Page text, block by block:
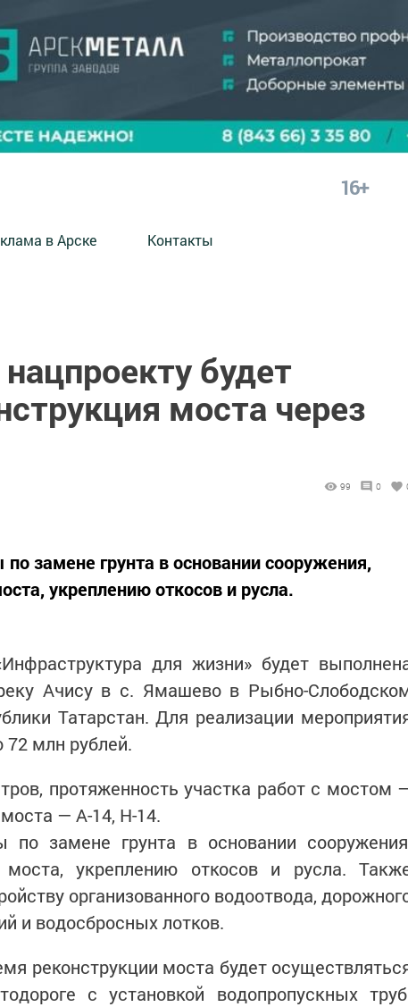
16+
в Арске Контакты
будет
моста через
99 0
замене грунта в основании сооружения,
укреплению откосов и русла.
для жизни» будет
Ачису в с. Ямашево в Рыбно-
Татарстан. Для реализации
млн рублей.
протяженность участка работ с мостом
— А-14, Н-14.
по замене грунта в основании
моста, укреплению откосов и русла.
организованного водоотвода,
и водосбросных лотков.
реконструкции моста будет
с установкой водопропускных